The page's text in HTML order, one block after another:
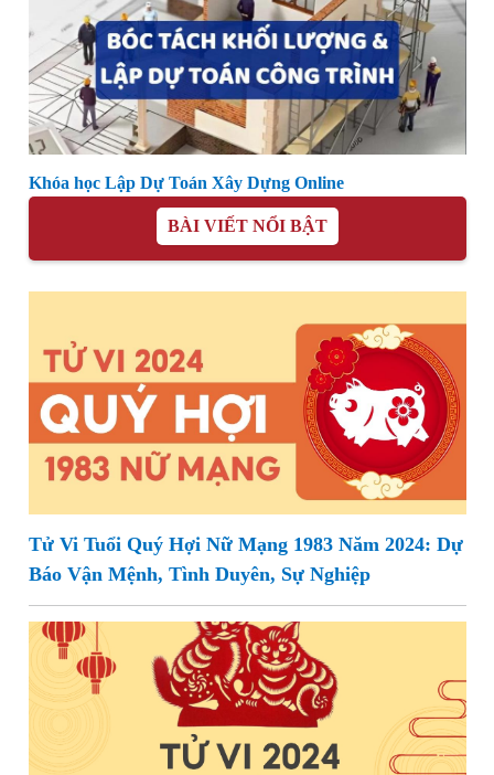
Khóa học Lập Dự Toán Xây Dựng Online
BÀI VIẾT NỔI BẬT
Tử Vi Tuổi Quý Hợi Nữ Mạng 1983 Năm 2024: Dự
Báo Vận Mệnh, Tình Duyên, Sự Nghiệp